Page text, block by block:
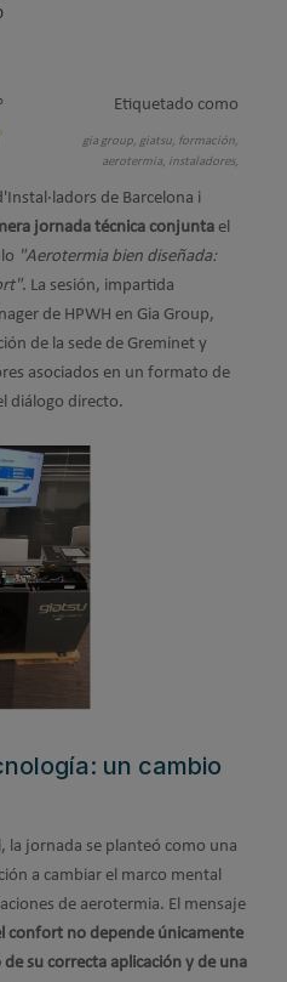
Etiquetado como
gia group, giatsu, formación,
aerotermia, instaladores,
de Barcelona i
jornada técnica conjunta el
"Aerotermia bien diseñada:
. La sesión, impartida
de HPWH en Gia Group,
de la sede de Greminet y
asociados en un formato de
diálogo directo.
un cambio
la jornada se planteó como una
a cambiar el marco mental
de aerotermia. El mensaje
confort no depende únicamente
su correcta aplicación y de una